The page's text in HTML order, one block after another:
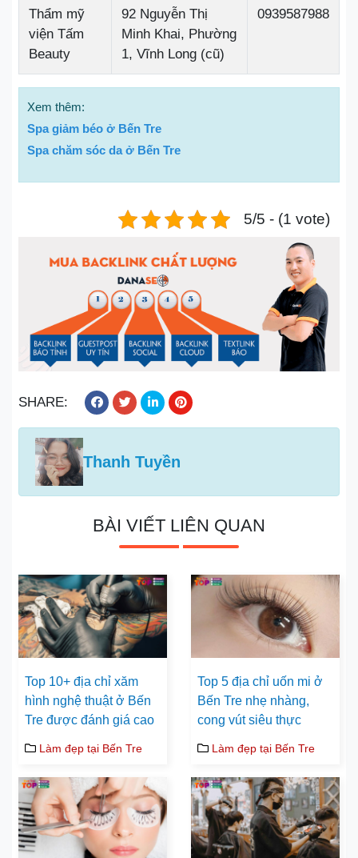
Thẩm mỹ
viện Tấm
Beauty
92 Nguyễn Thị
Minh Khai, Phường
1, Vĩnh Long (cũ)
0939587988
Xem thêm:
Spa giảm béo ở Bến Tre
Spa chăm sóc da ở Bến Tre
5/5 - (1 vote)
SHARE:
Thanh Tuyền
BÀI VIẾT LIÊN QUAN
Top 10+ địa chỉ xăm
hình nghệ thuật ở Bến
Tre được đánh giá cao
Làm đẹp tại Bến Tre
Top 5 địa chỉ uốn mi ở
Bến Tre nhẹ nhàng,
cong vút siêu thực
Làm đẹp tại Bến Tre